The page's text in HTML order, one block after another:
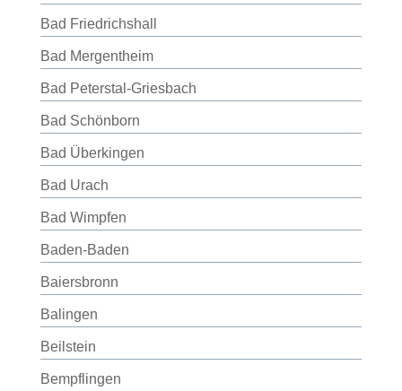
Bad Friedrichshall
Bad Mergentheim
Bad Peterstal-Griesbach
Bad Schönborn
Bad Überkingen
Bad Urach
Bad Wimpfen
Baden-Baden
Baiersbronn
Balingen
Beilstein
Bempflingen